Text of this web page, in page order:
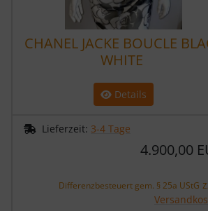
CHANEL JACKE BOUCLE
WHITE
Details
Lieferzeit: 3-4 Tage
4.900,00
Differenzbesteuert gem. § 25a UStG